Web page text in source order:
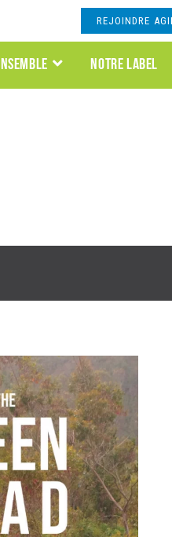
REJOINDRE
NOTRE LABEL